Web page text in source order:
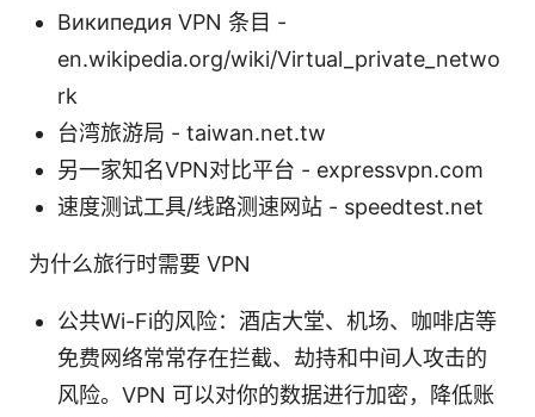
Википедия VPN 条目 -
en.wikipedia.org/wiki/Virtual_private_netwo
rk
台湾旅游局 - taiwan.net.tw
另一家知名VPN对比平台 - expressvpn.com
速度测试工具/线路测速网站 - speedtest.net
为什么旅行时需要 VPN
公共Wi-Fi的风险：酒店大堂、机场、咖啡店等
免费网络常常存在拦截、劫持和中间人攻击的
风险。VPN 可以对你的数据进行加密，降低账